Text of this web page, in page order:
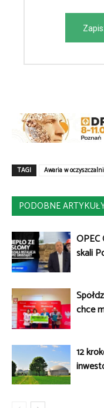
TAGI Awaria w oczyszczalni
PODOBNE
skali
chce
12